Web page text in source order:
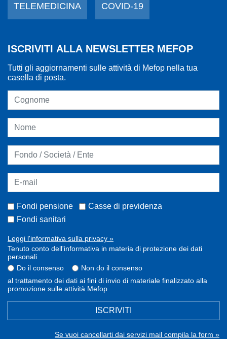
TELEMEDICINA COVID-19
ISCRIVITI ALLA NEWSLETTER MEFOP
Tutti gli aggiornamenti sulle attività di Mefop nella tua
casella di posta.
Fondi pensione
Casse di previdenza
Fondi sanitari
Leggi l'informativa sulla privacy »
Tenuto conto dell'informativa in materia di protezione dei dati
personali
Do il consenso
Non do il consenso
al trattamento dei dati ai fini di invio di materiale finalizzato alla
promozione sulle attività Mefop
ISCRIVITI
Se vuoi cancellarti dai servizi mail compila la form »